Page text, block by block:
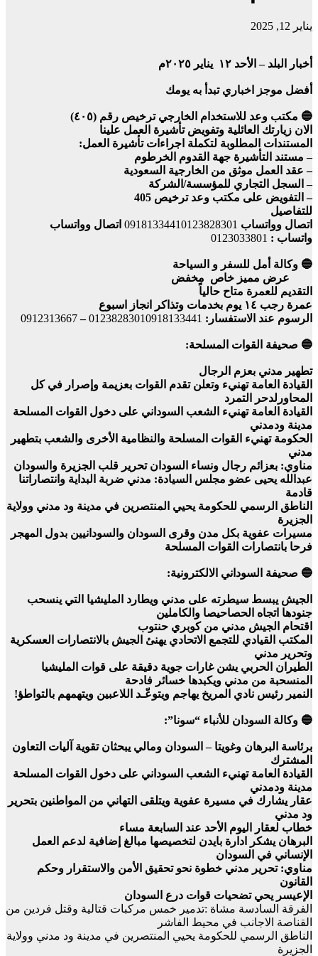
يناير 12, 2025
أخبار البلد – الأحد ١٢ يناير ٢٠٢٥م
أفضل موجز اخباري تبدأ به يومك
🔵 مكتب وعد للاستخدام الخارجي ترخيص رقم (٤٠٥)
الان زيارتك العائلية وتفويض تأشيرة العمل علينا
المستندات المطلوبة لتكملة اجراءات تأشيرة العمل:
– مستند التأشيرة جهة القدوم الخرطوم
– ⁠عقد العمل موثق من الخارجية السعودية
– ⁠السجل التجاري للمؤسسة/الشركة
– ⁠التفويض على مكتب وعد ترخيص 405
للتفاصيل
اتصال وواتساب 09181334410123828301 اتصال وواتساب
واتساب : 0123033801
🔵 وكالة أمل للسفر و السياحة
عرض مميز خاص مخفض
التقديم للعمرة متاح حالياً
عمرة رجب ١٤ يوم بخدمات وتذاكر انجاز اسبوع
الرسوم عند الاستفسار: 01238283010918133441
–
0912313667
🔵 صحيفة القوات المسلحة:
تطهير مدني بعزم الرجال
القيادة العامة تهنيء وتعلن تقدم القوات بعزيمة وإصرار في كل
المحاورلدحر التمرد
القيادة العامة تهنيء الشعب السوداني على دخول القوات المسلحة
مدينة ودمدني
الحكومة تهنيء القوات المسلحة والنظامية الأخرى والشعب بتطهير
مدني
مناوي: بعزائم رجال ونساء السودان تحرير قلب الجزيرة والسودان
عبدالله يحيى عضو مجلس السيادة: مدني ضربة البداية وانتصاراتنا
قادمة
الناطق الرسمي للحكومة يحيي المنتصرين في مدينة ود مدني وولاية
الجزيرة
مسيرات عفوية بكل مدن وقرى السودان والسودانيين بدول المهجر
فرحا بانتصارات القوات المسلحة
🔵 صحيفة السوداني الالكترونية:
الجيش يبسط سيطرته على مدني ويطارد المليشيا التي ينسحب
جنودها اتجاه الحصاحيصا والكاملين
اقتحام الجيش مدني من كوبري حنتوب
المكتب القيادي للتجمع الاتحادي يهنئ الجيش بالانتصارات العسكرية
وتحرير مدني
الطيران الحربي يشن غارات جوية دقيقة على قوات المليشيا
المنسحبة من مدني ويكبدها خسائر فادحة
النمير رئيس نادي المريخ يهاجم ويتوعّـد اللاعبين ويتهمهم بالتواطؤ!
🔵 وكالة السودان للأنباء “سونا”:
برئاسة البرهان وغويتا – السودان ومالي يبحثان تقوية آليات التعاون
المشترك
القيادة العامة تهنيء الشعب السوداني على دخول القوات المسلحة
مدينة ودمدني
عقار يشارك في مسيرة عفوية ويتلقى التهاني من المواطنين بتحرير
ود مدني
خطاب لعقار اليوم الأحد عند السابعة مساء
البرهان يشكر ادارة بايدن لتخصيصها مبالغ إضافية لدعم العمل
الإنساني في السودان
مناوي: تحرير مدني خطوة نحو تحقيق الأمن والاستقرار وحكم
القانون
الإعيسر يحي تضحيات قوات درع السودان
الفرقة السادسة مشاة :تدمير خمس مركبات قتالية وقتل فردين من
القناصة الاجانب في محيط الفاشر
الناطق الرسمي للحكومة يحيي المنتصرين في مدينة ود مدني وولاية
الجزيرة